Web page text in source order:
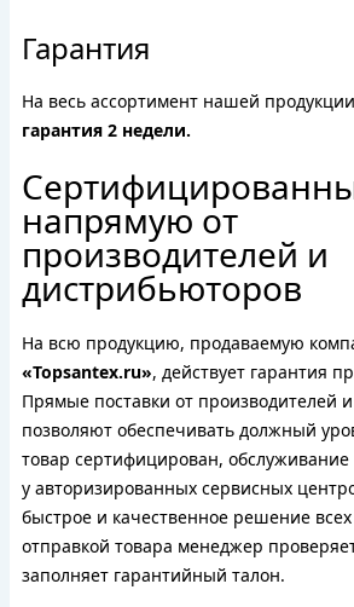
Гарантия
На весь ассортимент нашей
гарантия 2 недели.
напрямую от
производителей и
дистрибьюторов
На всю продукцию, продаваемую
«Topsantex.ru», действует гарантия
Прямые поставки от производителей
позволяют обеспечивать должный
товар сертифицирован, обслуживание
у авторизированных сервисных
быстрое и качественное решение
отправкой товара менеджер
заполняет гарантийный талон.